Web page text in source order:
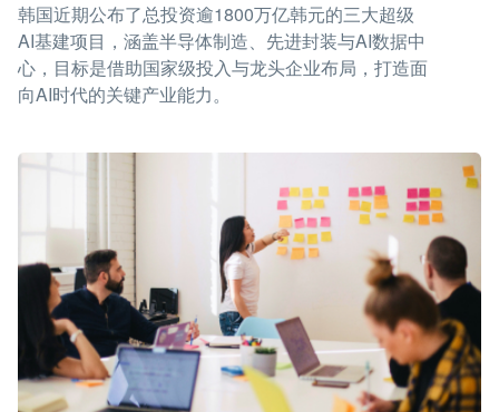
韩国近期公布了总投资逾1800万亿韩元的三大超级
AI基建项目，涵盖半导体制造、先进封装与AI数据中
心，目标是借助国家级投入与龙头企业布局，打造面
向AI时代的关键产业能力。